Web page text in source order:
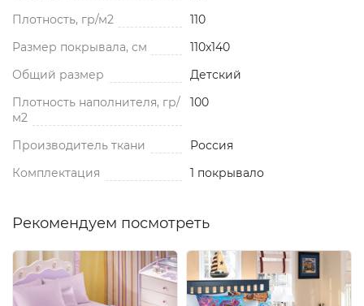
Плотность, гр/м2
110
Размер покрывала, см
110x140
Общий размер
Детский
Плотность наполнителя, гр/
м2
100
Производитель ткани
Россия
Комплектация
1 покрывало
Рекомендуем посмотреть